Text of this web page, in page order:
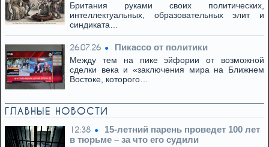
Британия руками своих политических,
интеллектуальных, образовательных элит и
синдиката…
26.07.26 Пикассо от политики
Между тем на пике эйфории от возможной
сделки века и «заключения мира на Ближнем
Востоке, которого…
ГЛАВНЫЕ НОВОСТИ
12:38
15-летний парень проведет 100 лет
в тюрьме – за что его судили